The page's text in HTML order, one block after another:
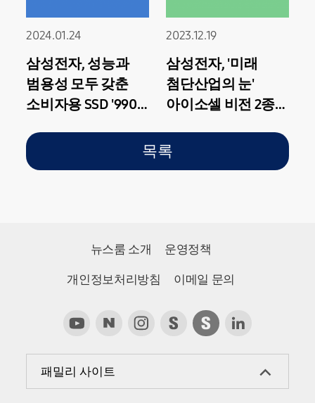
2024.01.24
삼성전자, 성능과
범용성 모두 갖춘
소비자용 SSD '990
2023.12.19
삼성전자, '미래
첨단산업의 눈'
아이소셀 비전 2종
목록
뉴스룸 소개 운영정책
개인정보처리방침 이메일 문의
패밀리 사이트